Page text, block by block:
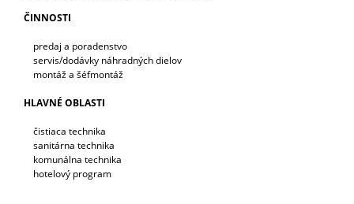
ČINNOSTI
predaj a poradenstvo
servis/dodávky náhradných dielov
montáž a šéfmontáž
HLAVNÉ OBLASTI
čistiaca technika
sanitárna technika
komunálna technika
hotelový program